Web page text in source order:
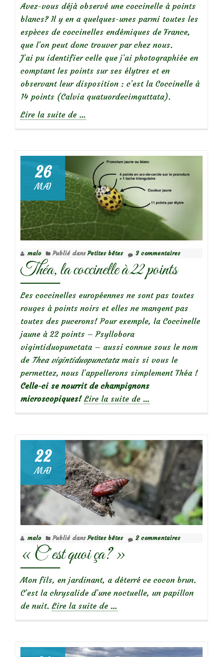
un
chien!
Avez-vous déjà observé une coccinelle à points
blancs? Il y en a quelques-unes parmi toutes les
espèces de coccinelles endémiques de France,
que l’on peut donc trouver par chez nous.
J’ai pu identifier celle que j’ai photographiée en
comptant les points sur ses élytres et en
observant leur disposition : c’est la Coccinelle à
14 points (Calvia quatuordecimguttata).
Lire la suite de
points
blancs
…
26
MAI
malo Publié dansPetites bêtes 3 commentaires
Théa, la coccinelle à 22 points
Les coccinelles européennes ne sont pas toutes
rouges à points noirs et elles ne mangent pas
toutes des pucerons! Pour exemple, la Coccinelle
jaune à 22 points – Psyllobora
vigintiduopunctata – aussi connue sous le nom
de Thea vigintiduopunctatamais si vous le
permettez, nous l’appellerons simplement Théa !
Celle-ci se nourrit de champignons
microscopiques! Lire la suite de à
coccinelle
à
22
points
…
22
MAI
malo Publié dansPetites bêtes 2 commentaires
« C’est quoi ça? »
Mon fils, en jardinant, a déterré ce cocon brun.
C’est la chrysalide d’une noctuelle, un papillon
de nuit. Lire la suite de …